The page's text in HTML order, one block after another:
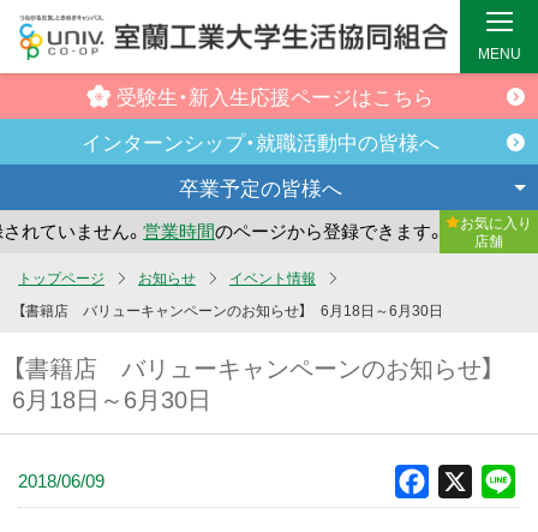
ン
テ
受験生・新入生応援ページはこちら
インターンシップ・就職活動中の皆様へ
卒業予定の皆様へ
ていません。営業時間のページから登録できます。 まだお
お気に入り
店舗
MENU
トップページ お知らせ
イベント情報
【書籍店 バリューキャンペーンのお知らせ】 6月18日～6月30日
【書籍店 バリューキャンペーンのお知らせ】
6月18日～6月30日
2018/06/09 Facebook